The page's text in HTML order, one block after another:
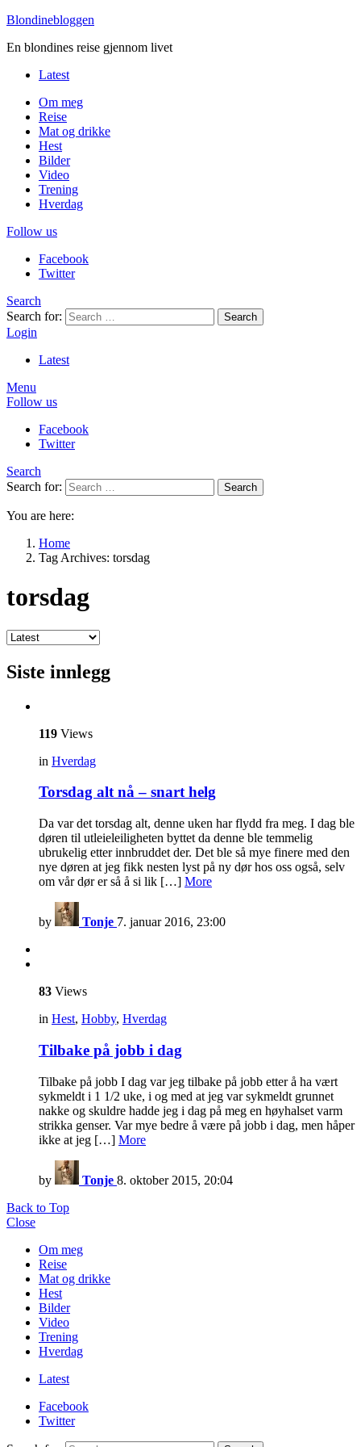
Blondinebloggen
En blondines reise gjennom livet
Latest
Om meg
Reise
Mat og drikke
Hest
Bilder
Video
Trening
Hverdag
Follow us
Facebook
Twitter
Search
Search for:
Search
Login
Latest
Menu
Follow us
Facebook
Twitter
Search
Search for:
Search
You are here:
Home
Tag Archives: torsdag
torsdag
Siste innlegg
119 Views
in Hverdag
Torsdag alt nå – snart helg
Da var det torsdag alt, denne uken har flydd fra meg. I dag ble
døren til utleieleiligheten byttet da denne ble temmelig
ubrukelig etter innbruddet der. Det ble så mye finere med den
nye døren at jeg fikk nesten lyst på ny dør hos oss også, selv
om vår dør er så å si lik […] More
by Tonje 7. januar 2016, 23:00
83 Views
in Hest, Hobby, Hverdag
Tilbake på jobb i dag
Tilbake på jobb I dag var jeg tilbake på jobb etter å ha vært
sykmeldt i 1 1/2 uke, i og med at jeg var sykmeldt grunnet
nakke og skuldre hadde jeg i dag på meg en høyhalset varm
strikka genser. Var mye bedre å være på jobb i dag, men håper
ikke at jeg […] More
by Tonje 8. oktober 2015, 20:04
Back to Top
Close
Om meg
Reise
Mat og drikke
Hest
Bilder
Video
Trening
Hverdag
Latest
Facebook
Twitter